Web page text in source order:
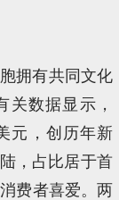
拥有共同文化
数据显示，
元，创历年新
，占比居于首
费者喜爱。两